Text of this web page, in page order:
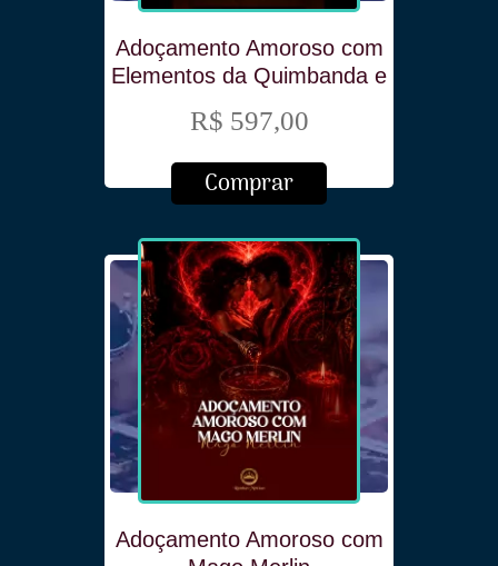
Adoçamento Amoroso com
Elementos da Quimbanda e
R$ 597,00
Comprar
Adoçamento Amoroso com